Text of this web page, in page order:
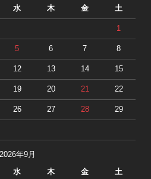
水 木 金 土
1
5 6 7 8
12 13 14 15
19 20 21 22
26 27 28 29
2026年9月
水 木 金 土